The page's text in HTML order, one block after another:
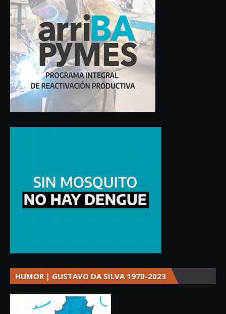
HUMOR | GUSTAVO DA SILVA 1970-2023